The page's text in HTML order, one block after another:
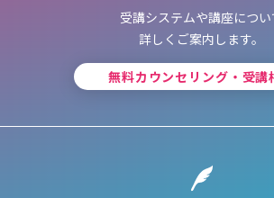
受講システムや講座につい
詳しくご案内します。
無料カウンセリング・受講